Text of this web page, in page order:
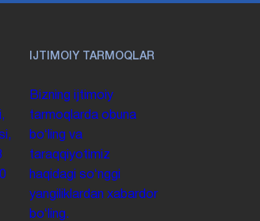
IJTIMOIY TARMOQLAR
Bizning ijtimoiy
tarmoqlarda obuna
boʻling va
taraqqiyotimiz
haqidagi soʻnggi
yangiliklardan xabardor
boʻling.